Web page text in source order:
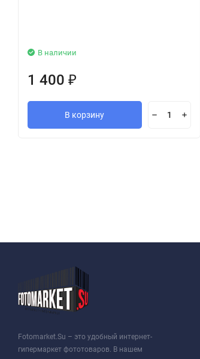
В наличии
1 400 ₽
В корзину
Fotomarket.Su – это удобный интернет-
гипермаркет фототоваров. В нашем